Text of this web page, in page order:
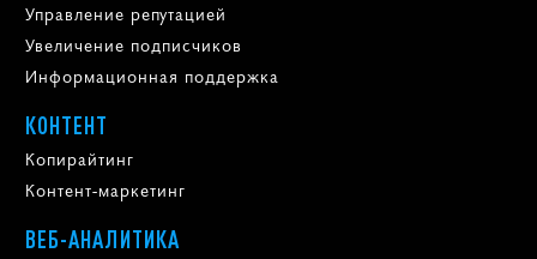
Управление репутацией
Увеличение подписчиков
Информационная поддержка
КОНТЕНТ
Копирайтинг
Контент-маркетинг
ВЕБ-АНАЛИТИКА